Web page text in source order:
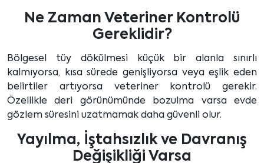
Ne Zaman Veteriner Kontrolü
Gereklidir?
Bölgesel tüy dökülmesi küçük bir alanla sınırlı
kalmıyorsa, kısa sürede genişliyorsa veya eşlik eden
belirtiler artıyorsa veteriner kontrolü gerekir.
Özellikle deri görünümünde bozulma varsa evde
gözlem süresini uzatmamak daha güvenli olur.
Yayılma, İştahsızlık ve Davranış
Değişikliği Varsa